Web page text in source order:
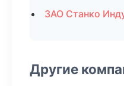
ЗАО Станко
Другие